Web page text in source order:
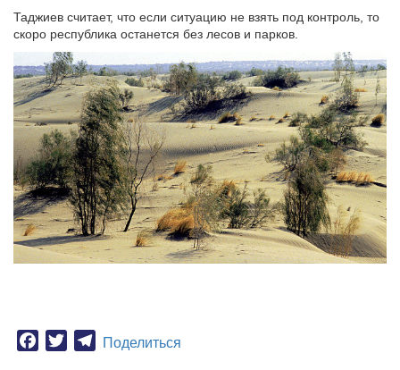
Таджиев считает, что если ситуацию не взять под контроль, то
скоро республика останется без лесов и парков.
Facebook
TwitterTelegram
Поделиться